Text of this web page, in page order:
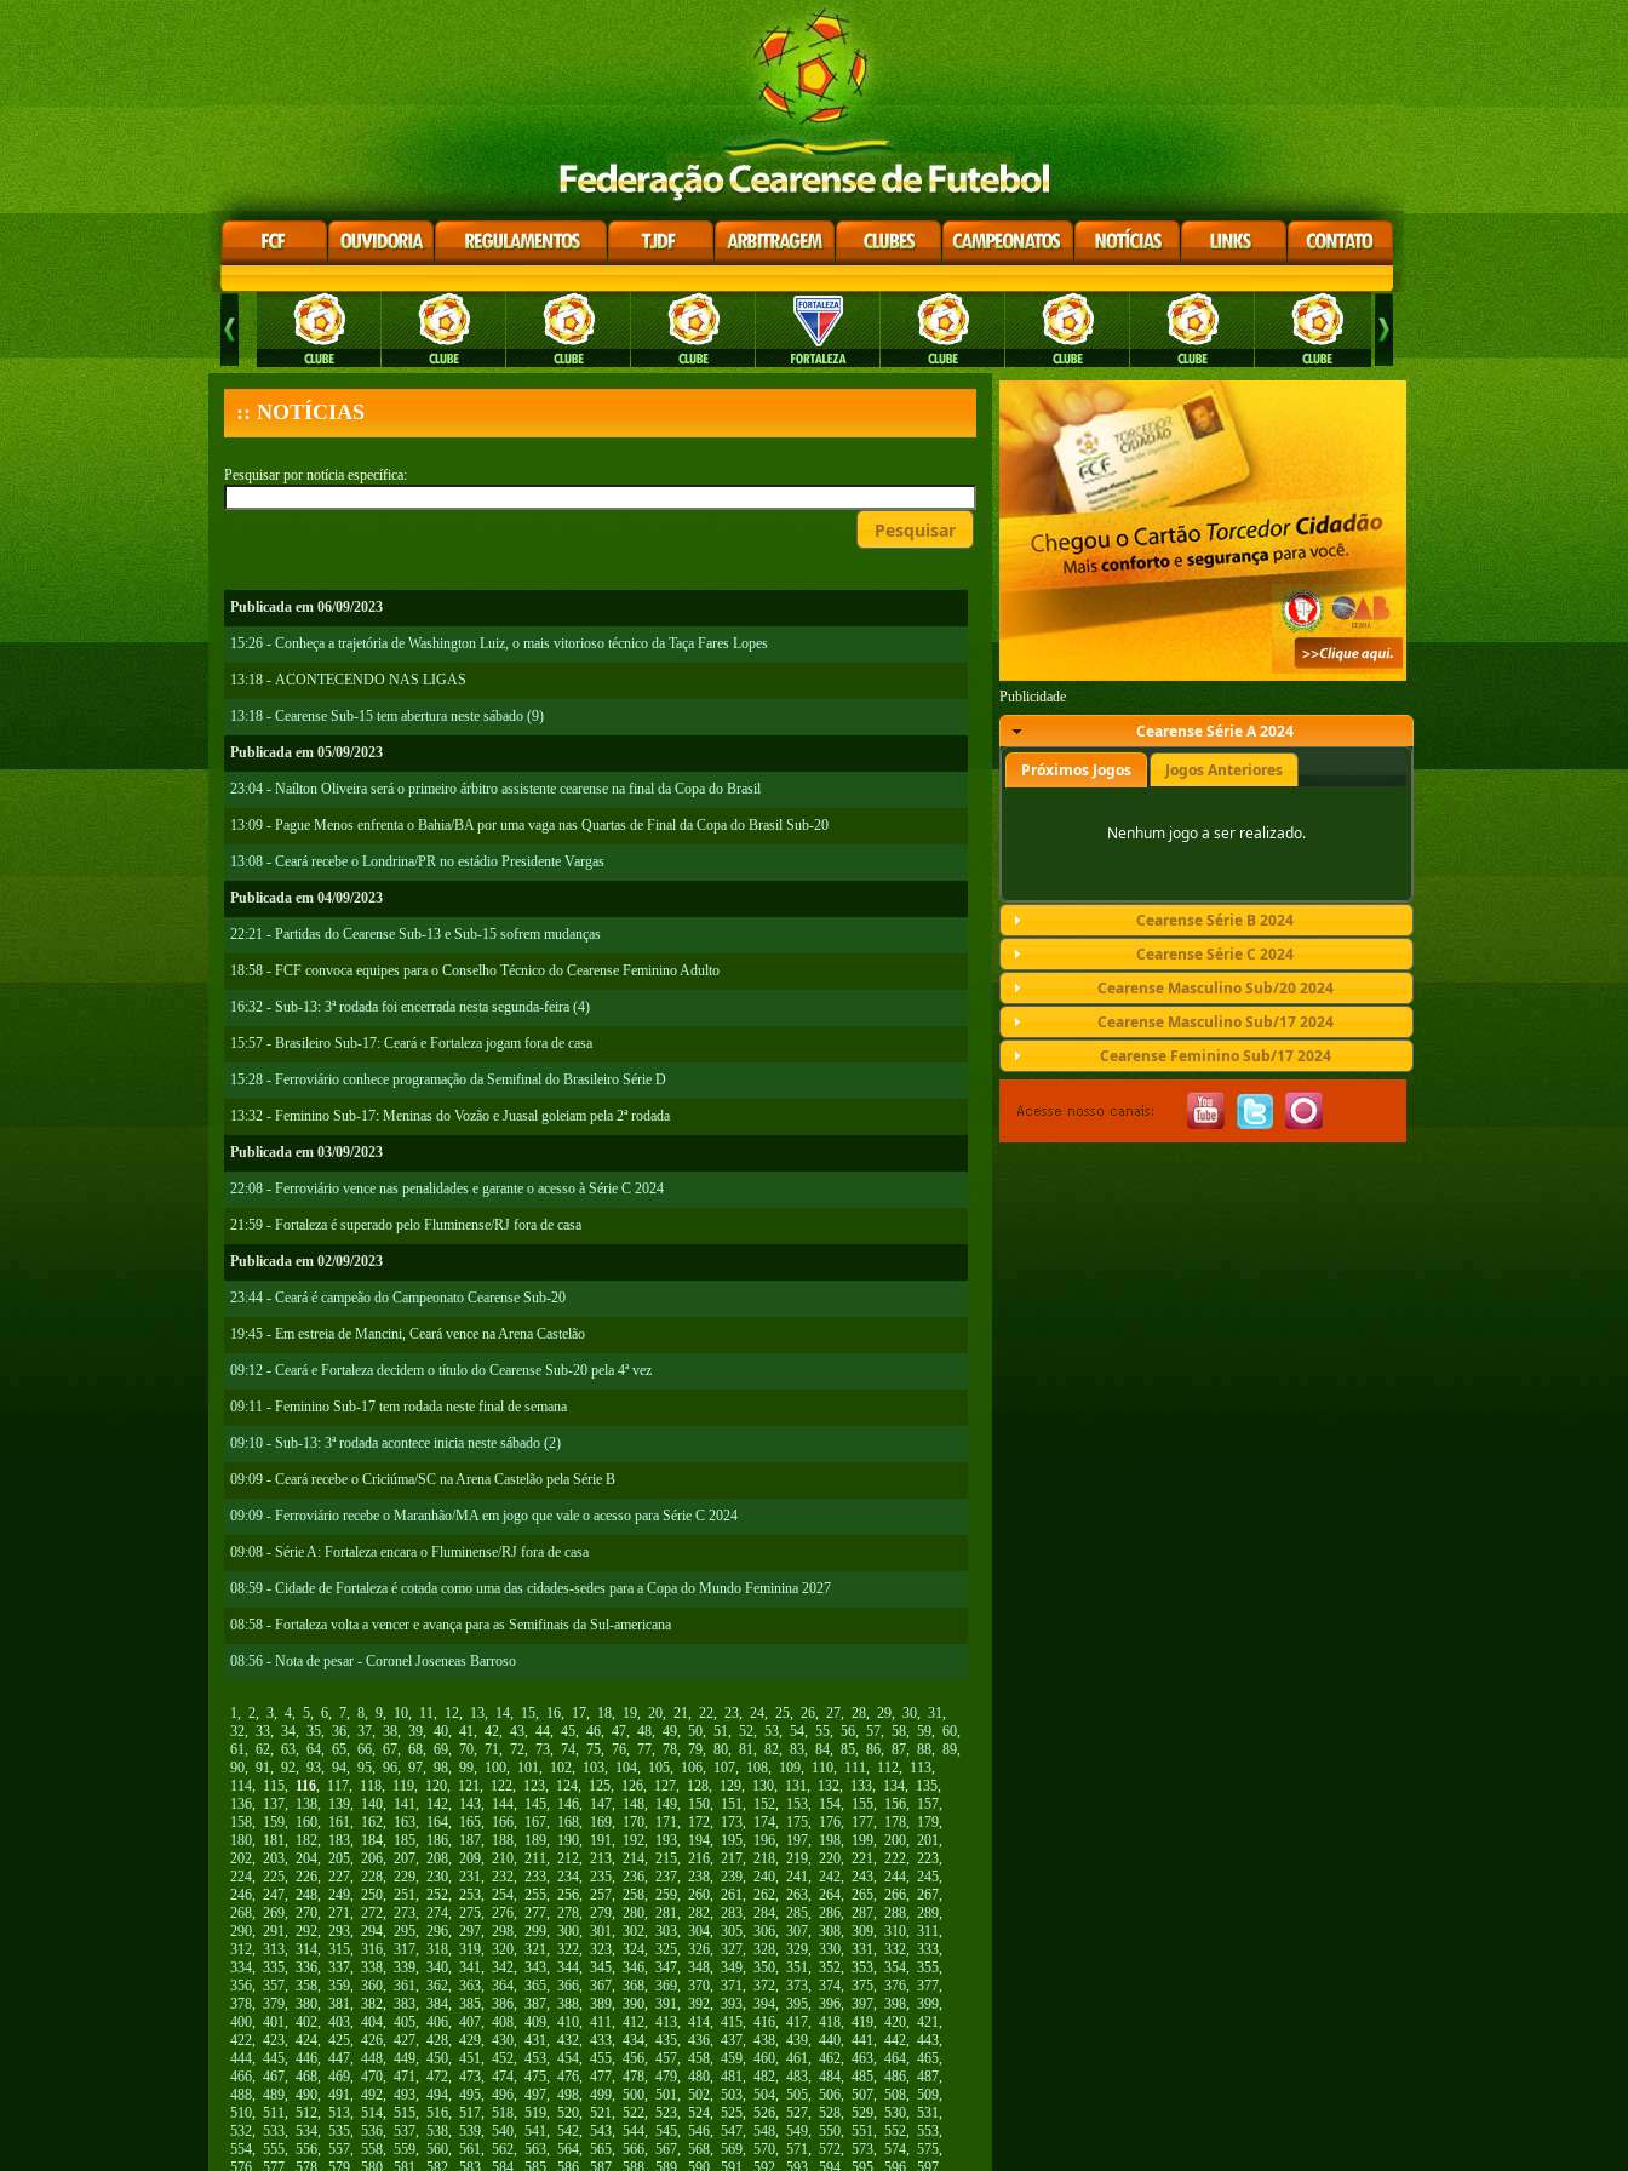
:: NOTÍCIAS
Pesquisar por notícia específica:
Pesquisar
Publicada em 06/09/2023
15:26 - Conheça a trajetória de Washington Luiz, o mais vitorioso técnico da Taça Fares Lopes
13:18 - ACONTECENDO NAS LIGAS
13:18 - Cearense Sub-15 tem abertura neste sábado (9)
Publicada em 05/09/2023
23:04 - Naílton Oliveira será o primeiro árbitro assistente cearense na final da Copa do Brasil
13:09 - Pague Menos enfrenta o Bahia/BA por uma vaga nas Quartas de Final da Copa do Brasil Sub-20
13:08 - Ceará recebe o Londrina/PR no estádio Presidente Vargas
Publicada em 04/09/2023
22:21 - Partidas do Cearense Sub-13 e Sub-15 sofrem mudanças
18:58 - FCF convoca equipes para o Conselho Técnico do Cearense Feminino Adulto
16:32 - Sub-13: 3ª rodada foi encerrada nesta segunda-feira (4)
15:57 - Brasileiro Sub-17: Ceará e Fortaleza jogam fora de casa
15:28 - Ferroviário conhece programação da Semifinal do Brasileiro Série D
13:32 - Feminino Sub-17: Meninas do Vozão e Juasal goleiam pela 2ª rodada
Publicada em 03/09/2023
22:08 - Ferroviário vence nas penalidades e garante o acesso à Série C 2024
21:59 - Fortaleza é superado pelo Fluminense/RJ fora de casa
Publicada em 02/09/2023
23:44 - Ceará é campeão do Campeonato Cearense Sub-20
19:45 - Em estreia de Mancini, Ceará vence na Arena Castelão
09:12 - Ceará e Fortaleza decidem o título do Cearense Sub-20 pela 4ª vez
09:11 - Feminino Sub-17 tem rodada neste final de semana
09:10 - Sub-13: 3ª rodada acontece inicia neste sábado (2)
09:09 - Ceará recebe o Criciúma/SC na Arena Castelão pela Série B
09:09 - Ferroviário recebe o Maranhão/MA em jogo que vale o acesso para Série C 2024
09:08 - Série A: Fortaleza encara o Fluminense/RJ fora de casa
08:59 - Cidade de Fortaleza é cotada como uma das cidades-sedes para a Copa do Mundo Feminina 2027
08:58 - Fortaleza volta a vencer e avança para as Semifinais da Sul-americana
08:56 - Nota de pesar - Coronel Joseneas Barroso
1, 2, 3, 4, 5, 6, 7, 8, 9, 10, 11, 12, 13, 14, 15, 16, 17, 18, 19, 20, 21, 22, 23, 24, 25, 26, 27, 28, 29, 30, 31,
32, 33, 34, 35, 36, 37, 38, 39, 40, 41, 42, 43, 44, 45, 46, 47, 48, 49, 50, 51, 52, 53, 54, 55, 56, 57, 58, 59, 60,
61, 62, 63, 64, 65, 66, 67, 68, 69, 70, 71, 72, 73, 74, 75, 76, 77, 78, 79, 80, 81, 82, 83, 84, 85, 86, 87, 88, 89,
90, 91, 92, 93, 94, 95, 96, 97, 98, 99, 100, 101, 102, 103, 104, 105, 106, 107, 108, 109, 110, 111, 112, 113,
114, 115, 116, 117, 118, 119, 120, 121, 122, 123, 124, 125, 126, 127, 128, 129, 130, 131, 132, 133, 134, 135,
136, 137, 138, 139, 140, 141, 142, 143, 144, 145, 146, 147, 148, 149, 150, 151, 152, 153, 154, 155, 156, 157,
158, 159, 160, 161, 162, 163, 164, 165, 166, 167, 168, 169, 170, 171, 172, 173, 174, 175, 176, 177, 178, 179,
180, 181, 182, 183, 184, 185, 186, 187, 188, 189, 190, 191, 192, 193, 194, 195, 196, 197, 198, 199, 200, 201,
202, 203, 204, 205, 206, 207, 208, 209, 210, 211, 212, 213, 214, 215, 216, 217, 218, 219, 220, 221, 222, 223,
224, 225, 226, 227, 228, 229, 230, 231, 232, 233, 234, 235, 236, 237, 238, 239, 240, 241, 242, 243, 244, 245,
246, 247, 248, 249, 250, 251, 252, 253, 254, 255, 256, 257, 258, 259, 260, 261, 262, 263, 264, 265, 266, 267,
268, 269, 270, 271, 272, 273, 274, 275, 276, 277, 278, 279, 280, 281, 282, 283, 284, 285, 286, 287, 288, 289,
290, 291, 292, 293, 294, 295, 296, 297, 298, 299, 300, 301, 302, 303, 304, 305, 306, 307, 308, 309, 310, 311,
312, 313, 314, 315, 316, 317, 318, 319, 320, 321, 322, 323, 324, 325, 326, 327, 328, 329, 330, 331, 332, 333,
334, 335, 336, 337, 338, 339, 340, 341, 342, 343, 344, 345, 346, 347, 348, 349, 350, 351, 352, 353, 354, 355,
356, 357, 358, 359, 360, 361, 362, 363, 364, 365, 366, 367, 368, 369, 370, 371, 372, 373, 374, 375, 376, 377,
378, 379, 380, 381, 382, 383, 384, 385, 386, 387, 388, 389, 390, 391, 392, 393, 394, 395, 396, 397, 398, 399,
400, 401, 402, 403, 404, 405, 406, 407, 408, 409, 410, 411, 412, 413, 414, 415, 416, 417, 418, 419, 420, 421,
422, 423, 424, 425, 426, 427, 428, 429, 430, 431, 432, 433, 434, 435, 436, 437, 438, 439, 440, 441, 442, 443,
444, 445, 446, 447, 448, 449, 450, 451, 452, 453, 454, 455, 456, 457, 458, 459, 460, 461, 462, 463, 464, 465,
466, 467, 468, 469, 470, 471, 472, 473, 474, 475, 476, 477, 478, 479, 480, 481, 482, 483, 484, 485, 486, 487,
488, 489, 490, 491, 492, 493, 494, 495, 496, 497, 498, 499, 500, 501, 502, 503, 504, 505, 506, 507, 508, 509,
510, 511, 512, 513, 514, 515, 516, 517, 518, 519, 520, 521, 522, 523, 524, 525, 526, 527, 528, 529, 530, 531,
532, 533, 534, 535, 536, 537, 538, 539, 540, 541, 542, 543, 544, 545, 546, 547, 548, 549, 550, 551, 552, 553,
554, 555, 556, 557, 558, 559, 560, 561, 562, 563, 564, 565, 566, 567, 568, 569, 570, 571, 572, 573, 574, 575,
576, 577, 578, 579, 580, 581 582, 583, 584, 585, 586, 587, 588, 589, 590, 591 592, 593, 594, 595, 596, 597,
Publicidade
Cearense Série A 2024
Próximos Jogos
Jogos Anteriores
Nenhum jogo a ser realizado.
Cearense Série B 2024
Cearense Série C 2024
Cearense Masculino Sub/20 2024
Cearense Masculino Sub/17 2024
Cearense Feminino Sub/17 2024